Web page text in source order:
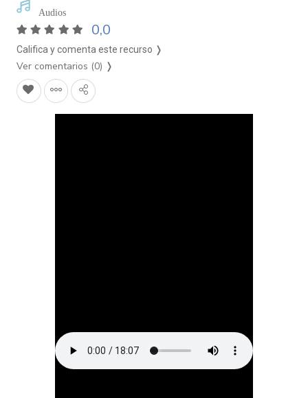
Audios
0,0
Califica y comenta este recurso ❭
Ver comentarios (0) ❭